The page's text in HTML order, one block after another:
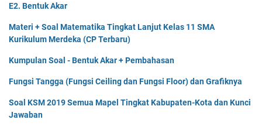
E2. Bentuk Akar
Materi + Soal Matematika Tingkat Lanjut Kelas 11 SMA
Kurikulum Merdeka (CP Terbaru)
Kumpulan Soal - Bentuk Akar + Pembahasan
Fungsi Tangga (Fungsi Ceiling dan Fungsi Floor) dan Grafiknya
Soal KSM 2019 Semua Mapel Tingkat Kabupaten-Kota dan Kunci
Jawaban